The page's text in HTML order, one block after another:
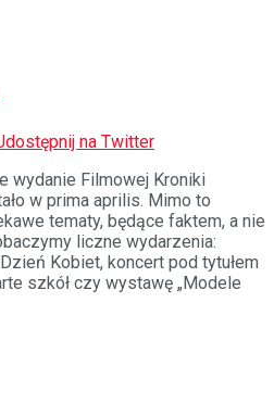
na Twitter
wydanie Filmowej Kroniki
w prima aprilis. Mimo to
tematy, będące faktem, a nie
liczne wydarzenia:
Kobiet, koncert pod tytułem
szkół czy wystawę „Modele